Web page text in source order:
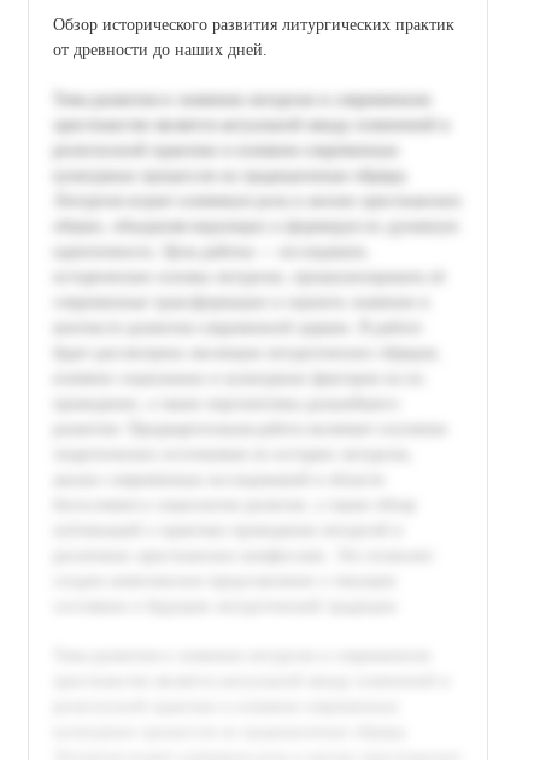
Обзор исторического развития литургических практик
от древности до наших дней.